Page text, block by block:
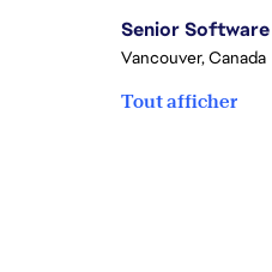
Vancouver, Canada
Tout afficher